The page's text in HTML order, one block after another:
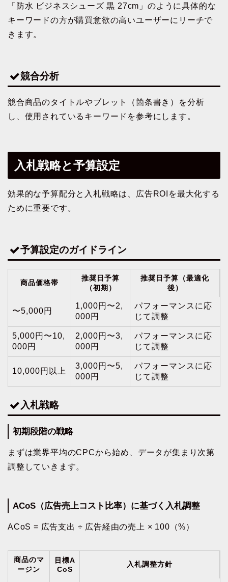
「防水 ビジネスシューズ 黒 27cm」のように具体的な
キーワードの方が購買意欲の高いユーザーにリーチで
きます。
競合分析
競合商品のタイトルやブレット（箇条書き）を分析
し、使用されているキーワードを参考にします。
入札戦略と予算設定
効果的な予算配分と入札戦略は、広告ROIを最大化する
ために重要です。
予算設定のガイドライン
商品価格帯
推奨日予算
（初期）
推奨日予算（最適化
後）
〜5,000円
1,000円〜2,
000円
パフォーマンスに応
じて調整
5,000円〜10,
000円
2,000円〜3,
000円
パフォーマンスに応
じて調整
10,000円以上
3,000円〜5,
000円
パフォーマンスに応
じて調整
入札戦略
初期段階の戦略
まずは業界平均のCPCから始め、データが集まり次第
調整していきます。
ACoS（広告売上コスト比率）に基づく入札調整
ACoS = 広告支出 ÷ 広告経由の売上 × 100（%）
商品のマ
ージン
目標A
CoS
入札調整方針